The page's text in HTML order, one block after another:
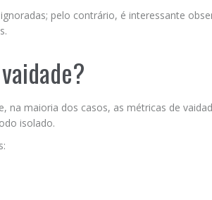
pelo contrário, é interessante
na maioria dos casos, as métricas de
isolado.